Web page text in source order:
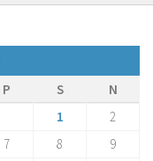
P S
N
1
2
7 8
9